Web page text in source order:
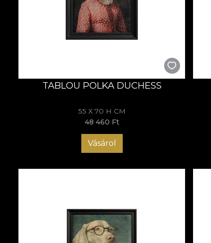
TABLOU POLKA DUCHESS
55 X 70 H CM
48 460 Ft
Vásárol